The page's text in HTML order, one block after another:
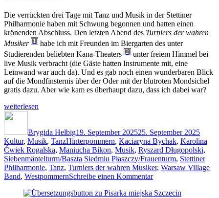
Die verrückten drei Tage mit Tanz und Musik in der Stettiner
Philharmonie haben mit Schwung begonnen und hatten einen
krönenden Abschluss. Den letzten Abend des Turniers der wahren
Musiker [1] habe ich mit Freunden im Biergarten des unter
Studierenden beliebten Kana-Theaters [2] unter freiem Himmel bei
live Musik verbracht (die Gäste hatten Instrumente mit, eine
Leinwand war auch da). Und es gab noch einen wunderbaren Blick
auf die Mondfinsternis über der Oder mit der blutroten Mondsichel
gratis dazu. Aber wie kam es überhaupt dazu, dass ich dabei war?
„Musik,
Tanz,
Westpommerns
und
die
verzauberte
Altstadt
von
weiterlesen
Brygida Helbig19. September 202525. September 2025
Kultur, Musik, TanzSchlagwörter
Hinterpommern, Kaciaryna Bychak, Karolina
Ćwiek Rogalska, Maniucha Bikon, Musik, Ryszard Długopolski,
Siebenmäntelturm/Baszta Siedmiu Płaszczy/Frauenturm, Stettiner
Philharmonie, Tanz, Turniers der wahren Musiker, Warsaw Village
Band, WestpommernSchreibe einen Kommentarzu
Tanz,